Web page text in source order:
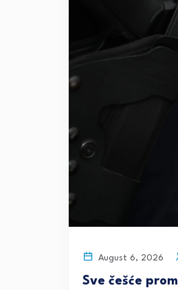
August 6, 2026
Sve češće